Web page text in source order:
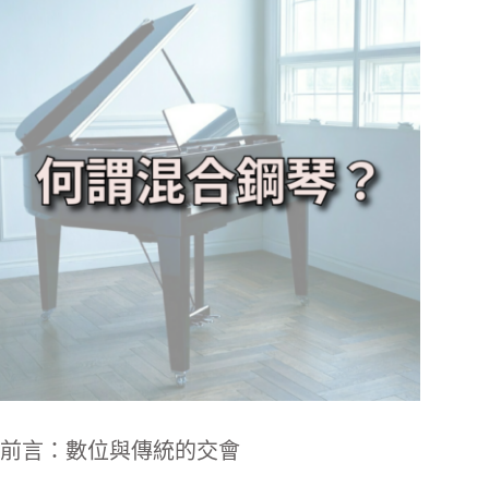
前言：數位與傳統的交會